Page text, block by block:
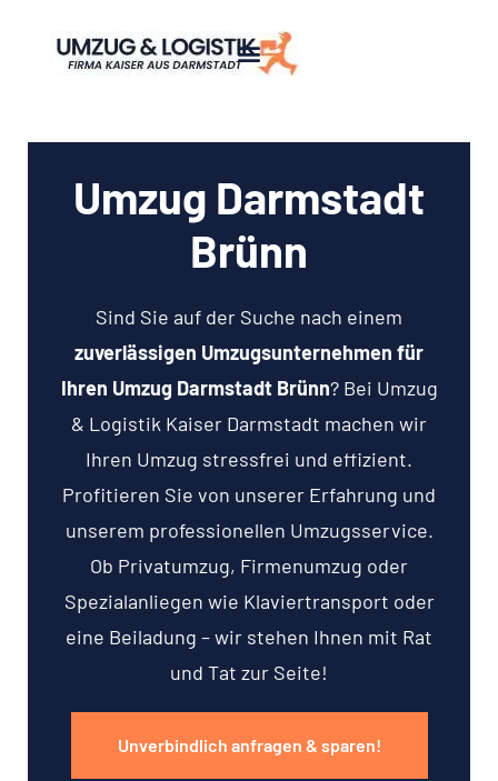
Umzug Darmstadt
Brünn
Sind Sie auf der Suche nach einem
zuverlässigen Umzugsunternehmen für
Ihren Umzug Darmstadt Brünn? Bei Umzug
& Logistik Kaiser Darmstadt machen wir
Ihren Umzug stressfrei und effizient.
Profitieren Sie von unserer Erfahrung und
unserem professionellen Umzugsservice.
Ob Privatumzug, Firmenumzug oder
Spezialanliegen wie Klaviertransport oder
eine Beiladung – wir stehen Ihnen mit Rat
und Tat zur Seite!
Unverbindlich anfragen & sparen!